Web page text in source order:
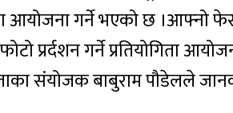
आयोजना गर्ने भएको छ ।आफ्नो
प्रर्दशन गर्ने प्रतियोगिता
संयोजक बाबुराम पौडेलले